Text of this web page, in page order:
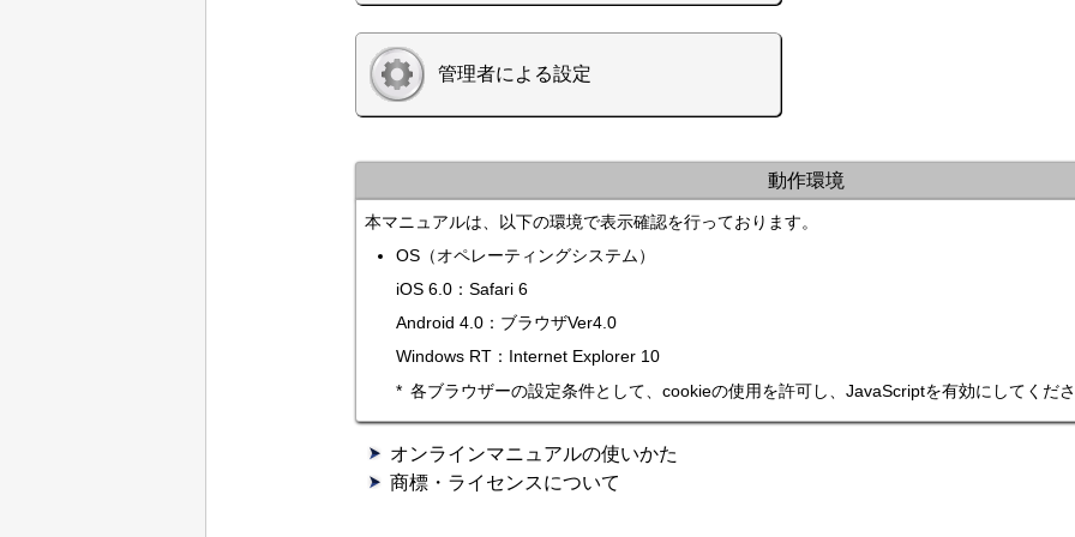
管理者による設定
動作環境
本マニュアルは、以下の環境で表示確認を行っております。
OS（オペレーティングシステム）
iOS 6.0：Safari 6
Android 4.0：ブラウザVer4.0
Windows RT ： Internet Explorer 10
各ブラウザーの設定条件として、cookieの使用を許可し、JavaScriptを有効にしてくだ
オンラインマニュアルの使いかた
商標・ライセンスについて